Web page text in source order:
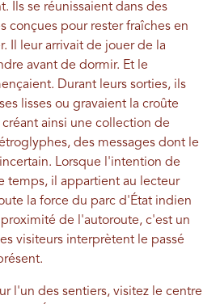
Ils se réunissaient dans des
conçues pour rester fraîches en
Il leur arrivait de jouer de la
avant de dormir. Et le
Durant leurs sorties, ils
lisses ou gravaient la croûte
ainsi une collection de
des messages dont le
Lorsque l'intention de
temps, il appartient au lecteur
la force du parc d'État indien
de l'autoroute, c'est un
visiteurs interprètent le passé
l'un des sentiers, visitez le centre